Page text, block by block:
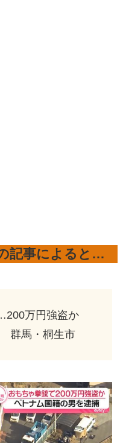
記事によると…
万円強盗か
群馬・桐生市